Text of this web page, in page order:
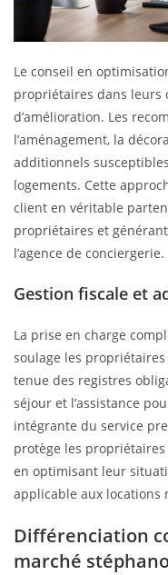
Le conseil en
propriétaires dans leurs
d’amélioration. Les
l’aménagement, la
additionnels
logements. Cette
client en véritable
propriétaires et
l’agence de conciergerie.
Gestion fiscale et
La prise en charge
soulage les
tenue des registres
séjour et l’assistance
intégrante du service
protège les
en optimisant leur
applicable aux locations
Différenciation
marché